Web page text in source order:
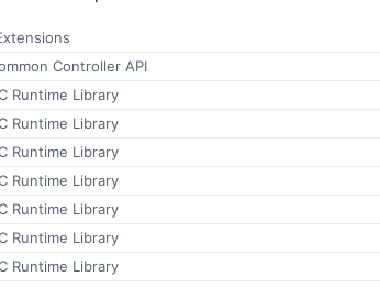
Controller API
Runtime Library
Runtime Library
Runtime Library
Runtime Library
Runtime Library
Runtime Library
Runtime Library